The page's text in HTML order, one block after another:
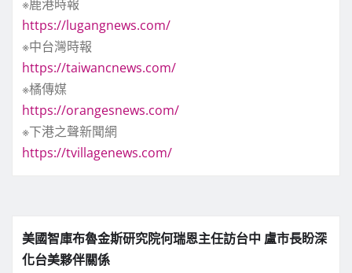
※鹿港時報
https://lugangnews.com/
※中台灣時報
https://taiwancnews.com/
※橘傳媒
https://orangesnews.com/
※下港之聲新聞網
https://tvillagenews.com/
美國智庫布魯金斯研究院何瑞恩主任訪台中 盧市長盼深
化台美夥伴關係